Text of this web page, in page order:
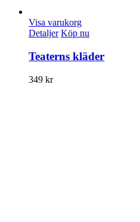
Visa varukorg
Detaljer Köp nu
Teaterns kläder
349 kr